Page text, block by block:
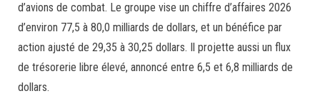
d’avions de combat. Le groupe vise un chiffre d’affaires 2026
d’environ 77,5 à 80,0 milliards de dollars, et un bénéfice par
action ajusté de 29,35 à 30,25 dollars. Il projette aussi un flux
de trésorerie libre élevé, annoncé entre 6,5 et 6,8 milliards de
dollars.